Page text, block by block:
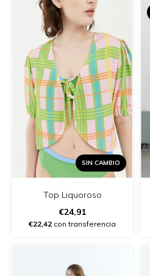
SIN CAMBIO
Top Liquoroso
€24,91
€22,42 con transferencia